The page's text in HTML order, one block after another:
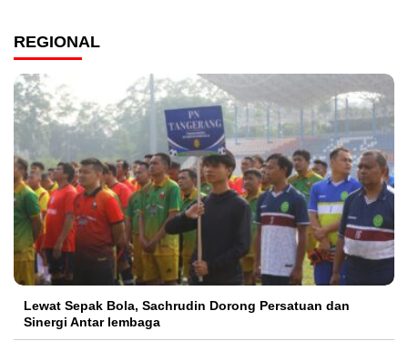
REGIONAL
Lewat Sepak Bola, Sachrudin Dorong Persatuan dan
Sinergi Antar lembaga